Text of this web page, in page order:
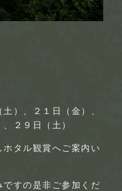
）、２１日（金）、
２９日（土）
ホタル観賞へご案内い
ですの是非ご参加くだ